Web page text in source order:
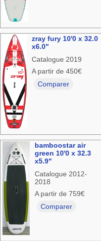
zray fury 10'0 x 32.0
x6.0"
Catalogue 2019
A partir de 450€
Comparer
bamboostar air
green 10'0 x 32.3
x5.9"
Catalogue 2012-
2018
A partir de 759€
Comparer